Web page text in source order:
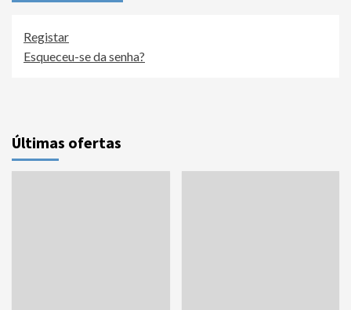
Registar
Esqueceu-se da senha?
Últimas ofertas